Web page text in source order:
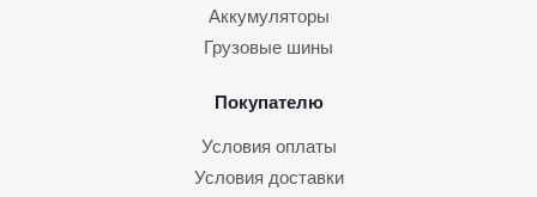
Аккумуляторы
Грузовые шины
Покупателю
Условия оплаты
Условия доставки